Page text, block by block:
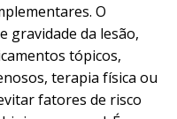
O
gravidade da lesão,
tópicos,
terapia física ou
fatores de risco